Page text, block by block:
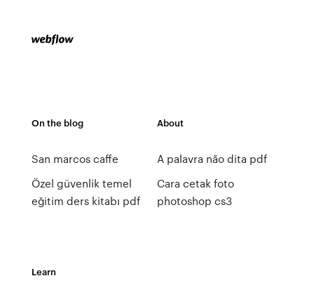
On the blog
San marcos caffe
Özel güvenlik temel
eğitim ders kitabı pdf
About
A palavra não dita pdf
Cara cetak foto
photoshop cs3
Learn